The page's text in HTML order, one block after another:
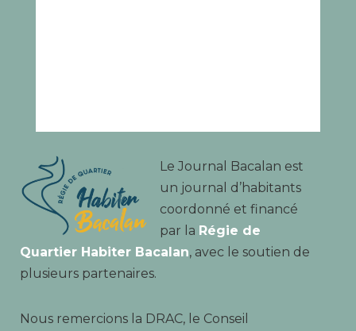
Le Journal Bacalan est
un journal d’habitants
coordonné et financé
par la Régie de
Quartier Habiter Bacalan, avec le soutien de
plusieurs partenaires.
Nous remercions la DRAC, le Conseil